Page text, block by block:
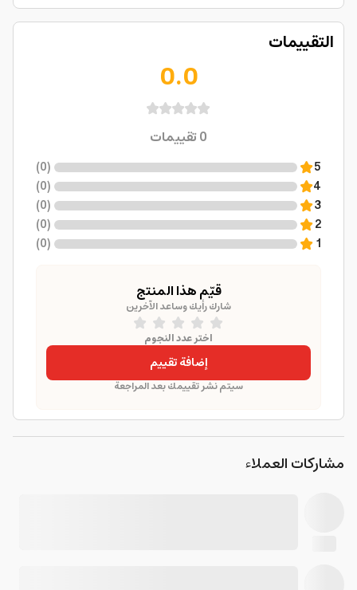
التقييمات
0.0
0تقييمات
5
(
0
)
4
(
0
)
3
(
0
)
2
(
0
)
1
(
0
)
قيّم هذا المنتج
شارك رأيك وساعد الآخرين
اختر عدد النجوم
إضافة تقييم
سيتم نشر تقييمك بعد المراجعة
مشاركات العملاء